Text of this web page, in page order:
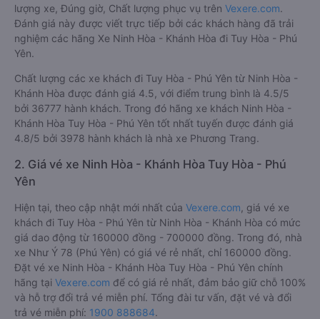
lượng xe, Đúng giờ, Chất lượng phục vụ trên Vexere.com.
Đánh giá này được viết trực tiếp bởi các khách hàng đã trải
nghiệm các hãng Xe Ninh Hòa - Khánh Hòa đi Tuy Hòa - Phú
Yên.
Chất lượng các xe khách đi Tuy Hòa - Phú Yên từ Ninh Hòa -
Khánh Hòa được đánh giá 4.5, với điểm trung bình là 4.5/5
bởi 36777 hành khách. Trong đó hãng xe khách Ninh Hòa -
Khánh Hòa Tuy Hòa - Phú Yên tốt nhất tuyến được đánh giá
4.8/5 bởi 3978 hành khách là nhà xe Phương Trang.
2. Giá vé xe Ninh Hòa - Khánh Hòa Tuy Hòa - Phú
Yên
Hiện tại, theo cập nhật mới nhất của Vexere.com , giá vé xe
khách đi Tuy Hòa - Phú Yên từ Ninh Hòa - Khánh Hòa có mức
giá dao động từ 160000 đồng - 700000 đồng. Trong đó, nhà
xe Như Ý 78 (Phú Yên) có giá vé rẻ nhất, chỉ 160000 đồng.
Đặt vé xe Ninh Hòa - Khánh Hòa Tuy Hòa - Phú Yên chính
hãng tại Vexere.com để có giá rẻ nhất, đảm bảo giữ chỗ 100%
và hỗ trợ đổi trả vé miễn phí. Tổng đài tư vấn, đặt vé và đổi
trả vé miễn phí: 1900 888684.